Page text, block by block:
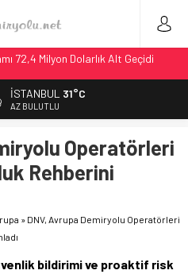
İHA Saldırısı: Zamanında Tahliye
70. İstasyona Ulaşıldı
Lider, Class 99’lar 2026’da Yolda
Entegrasyon: GBR Anglia
İSTANBUL 31°C
AZ BULUTLU
Operatörleri
Rehberini
» DNV, Avrupa Demiryolu Operatörleri
bildirimi ve proaktif risk